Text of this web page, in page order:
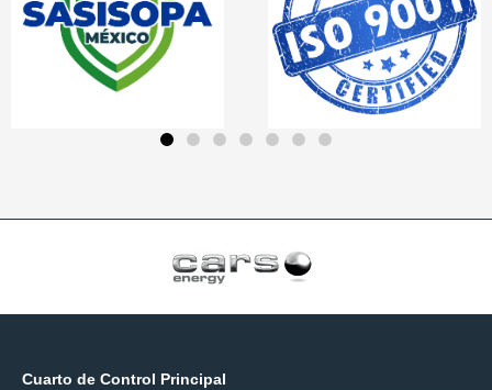
Cuarto de Control Principal​